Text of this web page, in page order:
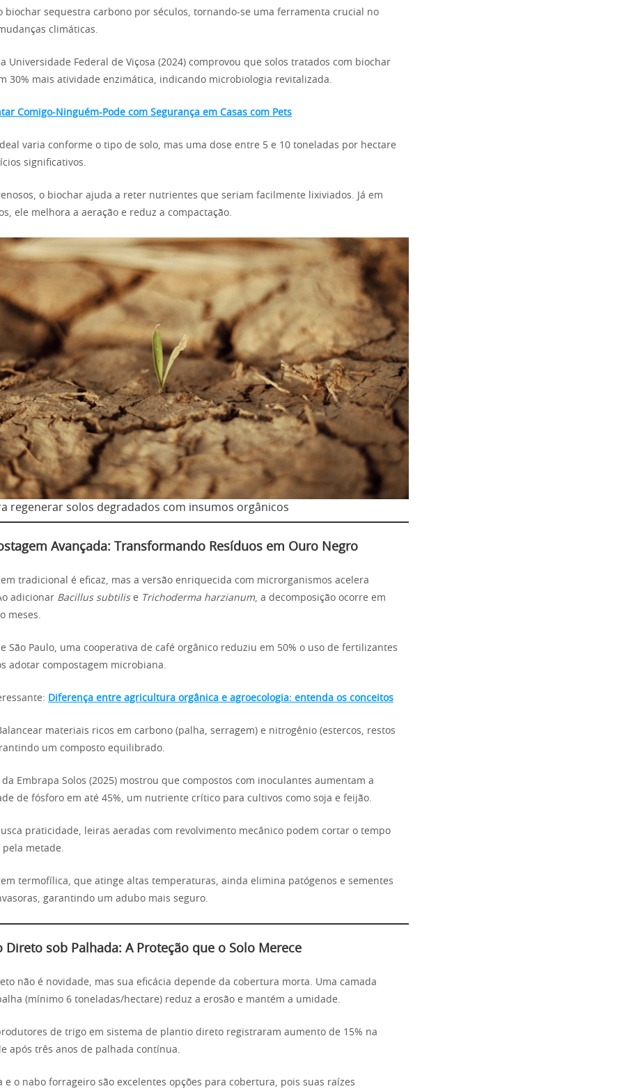
biochar sequestra carbono por séculos, tornando-se uma ferramenta crucial no
climáticas.
Universidade Federal de Viçosa (2024) comprovou que solos tratados com biochar
30% mais atividade enzimática, indicando microbiologia revitalizada.
Comigo-Ninguém-Pode com Segurança em Casas com Pets
varia conforme o tipo de solo, mas uma dose entre 5 e 10 toneladas por hectare
significativos.
o biochar ajuda a reter nutrientes que seriam facilmente lixiviados. Já em
ele melhora a aeração e reduz a compactação.
regenerar solos degradados com insumos orgânicos
Avançada: Transformando Resíduos em Ouro Negro
tradicional é eficaz, mas a versão enriquecida com microrganismos acelera
adicionar Bacillus subtilise Trichoderma harzianum, a decomposição ocorre em
meses.
São Paulo, uma cooperativa de café orgânico reduziu em 50% o uso de fertilizantes
adotar compostagem microbiana.
Diferença entre agricultura orgânica e agroecologia: entenda os conceitos
materiais ricos em carbono (palha, serragem) e nitrogênio (estercos, restos
um composto equilibrado.
Embrapa Solos (2025) mostrou que compostos com inoculantes aumentam a
de fósforo em até 45%, um nutriente crítico para cultivos como soja e feijão.
praticidade, leiras aeradas com revolvimento mecânico podem cortar o tempo
metade.
termofílica, que atinge altas temperaturas, ainda elimina patógenos e sementes
garantindo um adubo mais seguro.
Direto sob Palhada: A Proteção que o Solo Merece
não é novidade, mas sua eficácia depende da cobertura morta. Uma camada
(mínimo 6 toneladas/hectare) reduz a erosão e mantém a umidade.
de trigo em sistema de plantio direto registraram aumento de 15% na
após três anos de palhada contínua.
e o nabo forrageiro são excelentes opções para cobertura, pois suas raízes